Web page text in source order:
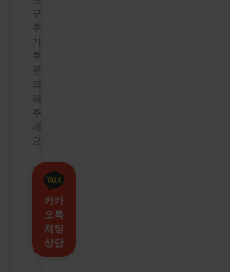
구
추
가
후
문
의
해
주
세
요.
카카
오톡
채팅
상담